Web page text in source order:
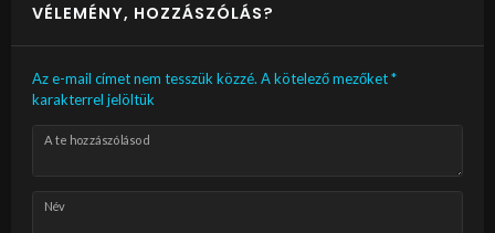
VÉLEMÉNY, HOZZÁSZÓLÁS?
Az e-mail címet nem tesszük közzé. A kötelező mezőket*
karakterrel jelöltük
A te hozzászólásod
Név